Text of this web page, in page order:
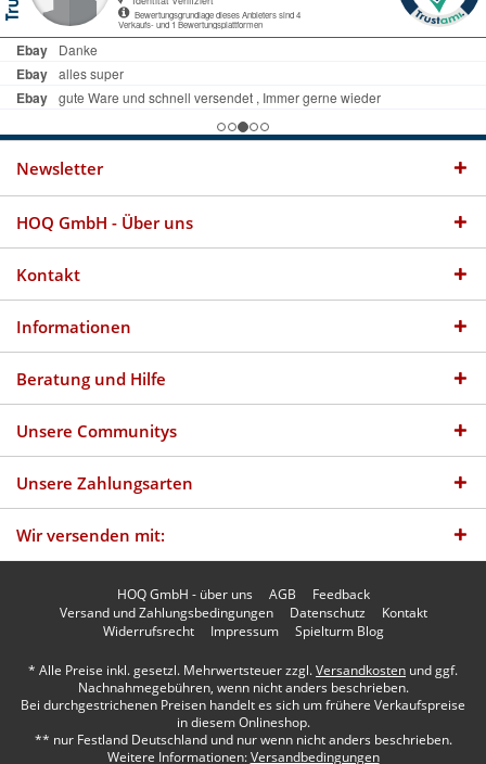
Newsletter
HOQ GmbH - Über uns
Kontakt
Informationen
Beratung und Hilfe
Unsere Communitys
Unsere Zahlungsarten
Wir versenden mit:
HOQ GmbH - über uns AGB
Feedback
Versand und Zahlungsbedingungen
Datenschutz
Kontakt
Widerrufsrecht
Impressum Spielturm Blog
* Alle Preise inkl. gesetzl. Mehrwertsteuer zzgl.Versandkosten und ggf.
Nachnahmegebühren, wenn nicht anders beschrieben.
Bei durchgestrichenen Preisen handelt es sich um frühere Verkaufspreise
in diesem Onlineshop.
** nur Festland Deutschland und nur wenn nicht anders beschrieben.
Weitere Informationen:Versandbedingungen